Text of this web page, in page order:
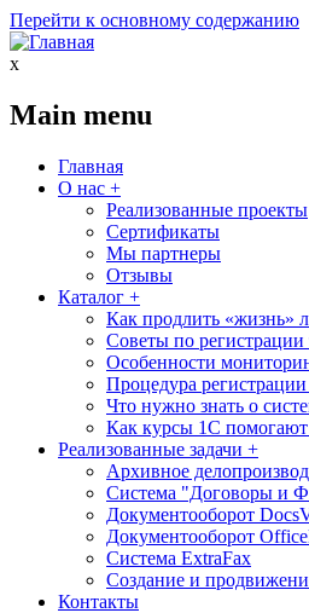
Перейти к основному содержанию
x
Main menu
Главная
О нас +
Реализованные проекты
Сертификаты
Мы партнеры
Отзывы
Каталог +
Как продлить «жизнь»
Советы по регистрации
Особенности
Процедура
Что нужно знать о
Как курсы 1С
Реализованные задачи +
Архивное
Система "Договоры и
Документооборот
Документооборот
Система ExtraFax
Создание и
Контакты